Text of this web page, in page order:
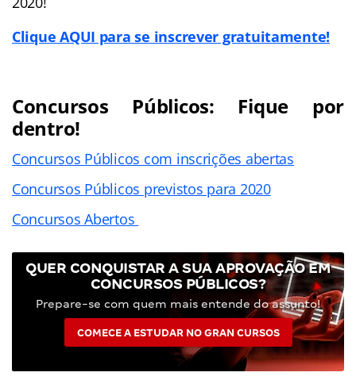
Clique AQUI para se inscrever gratuitamente!
Concursos Públicos: Fique por
dentro!
Concursos Públicos com inscrições abertas
Concursos Públicos previstos para 2020
Concursos Abertos
QUER CONQUISTAR A SUA APROVAÇÃO EM
CONCURSOS PÚBLICOS?
Prepare-se com quem mais entende do assunto!
COMECE A ESTUDAR NO GRAN CURSOS